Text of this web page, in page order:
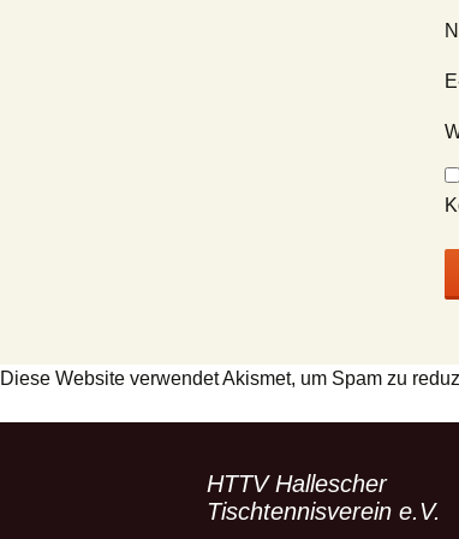
Diese Website verwendet Akismet, um Spam zu
HTTV Hallescher
Tischtennisverein e.V.